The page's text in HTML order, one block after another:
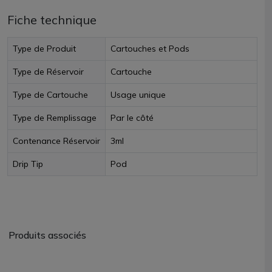
Fiche technique
Type de Produit Cartouches et Pods
Type de Réservoir Cartouche
Type de Cartouche Usage unique
Type de Remplissage Par le côté
Contenance Réservoir 3ml
Drip Tip Pod
Produits associés